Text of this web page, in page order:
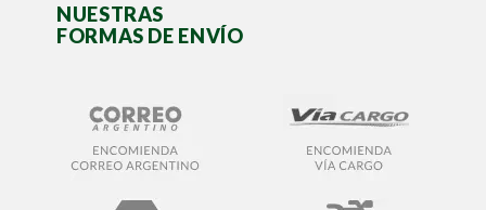
NUESTRAS
FORMAS DE ENVÍO